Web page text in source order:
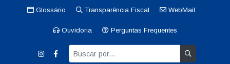
Glossário Transparência Fiscal WebMail
Ouvidoria Perguntas Frequentes